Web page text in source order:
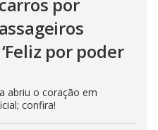
por poder
abriu o coração em
confira!